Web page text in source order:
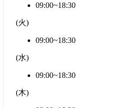
09:00~18:30
(火)
09:00~18:30
(水)
09:00~18:30
(木)